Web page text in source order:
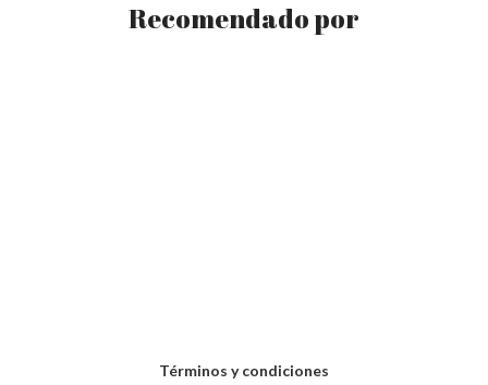
Recomendado por
Términos y condiciones